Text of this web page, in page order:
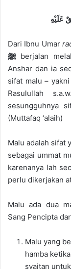
عَلَيْهِ
Dari Ibnu Umar
ﷺ berjalan
Anshar dan ia
sifat malu – yakni
Rasulullah
s.a.w
sesungguhnya
(Muttafaq ‘alaih)
Malu adalah sifat
sebagai ummat
karenanya lah
perlu dikerjakan
Malu ada dua
Sang Pencipta
Malu yang
hamba ketika
syaitan untuk